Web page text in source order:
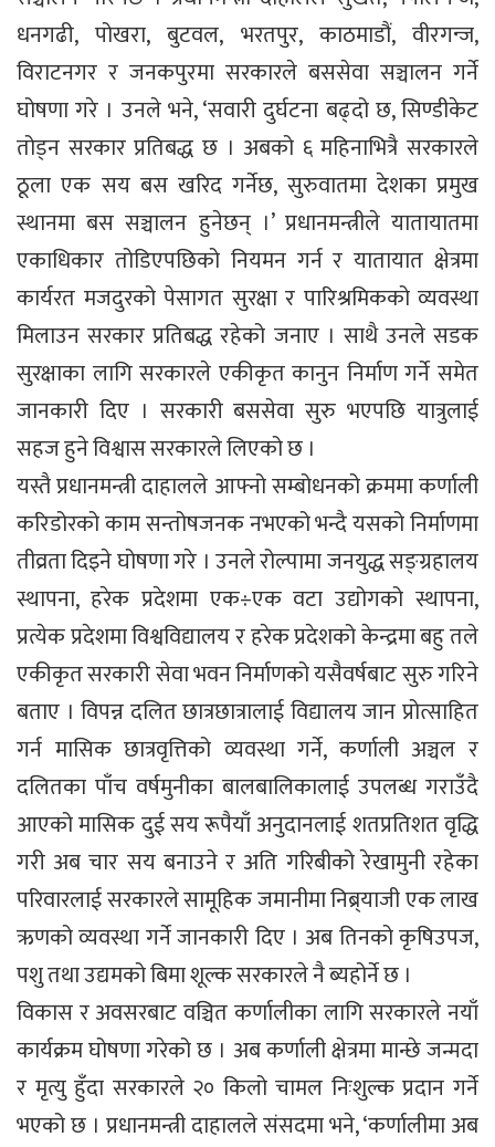
धनगढी, पोखरा, बुटवल, भरतपुर, काठमाडौं, वीरगन्ज,
विराटनगर र जनकपुरमा सरकारले बससेवा सञ्चालन गर्ने
घोषणा गरे । उनले भने, ‘सवारी दुर्घटना बढ्दो छ, सिण्डीकेट
तोड्न सरकार प्रतिबद्ध छ । अबको ६ महिनाभित्रै सरकारले
ठूला एक सय बस खरिद गर्नेछ, सुरुवातमा देशका प्रमुख
स्थानमा बस सञ्चालन हुनेछन् ।’ प्रधानमन्त्रीले यातायातमा
एकाधिकार तोडिएपछिको नियमन गर्न र यातायात क्षेत्रमा
कार्यरत मजदुरको पेसागत सुरक्षा र पारिश्रमिकको व्यवस्था
मिलाउन सरकार प्रतिबद्ध रहेको जनाए । साथै उनले सडक
सुरक्षाका लागि सरकारले एकीकृत कानुन निर्माण गर्ने समेत
जानकारी दिए । सरकारी बससेवा सुरु भएपछि यात्रुलाई
सहज हुने विश्वास सरकारले लिएको छ ।
यस्तै प्रधानमन्त्री दाहालले आफ्नो सम्बोधनको क्रममा कर्णाली
करिडोरको काम सन्तोषजनक नभएको भन्दै यसको निर्माणमा
तीव्रता दिइने घोषणा गरे । उनले रोल्पामा जनयुद्ध सङ्ग्रहालय
स्थापना, हरेक प्रदेशमा एक÷एक वटा उद्योगको स्थापना,
प्रत्येक प्रदेशमा विश्वविद्यालय र हरेक प्रदेशको केन्द्रमा बहु तले
एकीकृत सरकारी सेवा भवन निर्माणको यसैवर्षबाट सुरु गरिने
बताए । विपन्न दलित छात्रछात्रालाई विद्यालय जान प्रोत्साहित
गर्न मासिक छात्रवृत्तिको व्यवस्था गर्ने, कर्णाली अञ्चल र
दलितका पाँच वर्षमुनीका बालबालिकालाई उपलब्ध गराउँदै
आएको मासिक दुई सय रूपैयाँ अनुदानलाई शतप्रतिशत वृद्धि
गरी अब चार सय बनाउने र अति गरिबीको रेखामुनी रहेका
परिवारलाई सरकारले सामूहिक जमानीमा निब्र्याजी एक लाख
ऋणको व्यवस्था गर्ने जानकारी दिए । अब तिनको कृषिउपज,
पशु तथा उद्यमको बिमा शूल्क सरकारले नै ब्यहोर्ने छ ।
विकास र अवसरबाट वञ्चित कर्णालीका लागि सरकारले नयाँ
कार्यक्रम घोषणा गरेको छ । अब कर्णाली क्षेत्रमा मान्छे जन्मदा
र मृत्यु हुँदा सरकारले २० किलो चामल निःशुल्क प्रदान गर्ने
भएको छ । प्रधानमन्त्री दाहालले संसदमा भने, ‘कर्णालीमा अब